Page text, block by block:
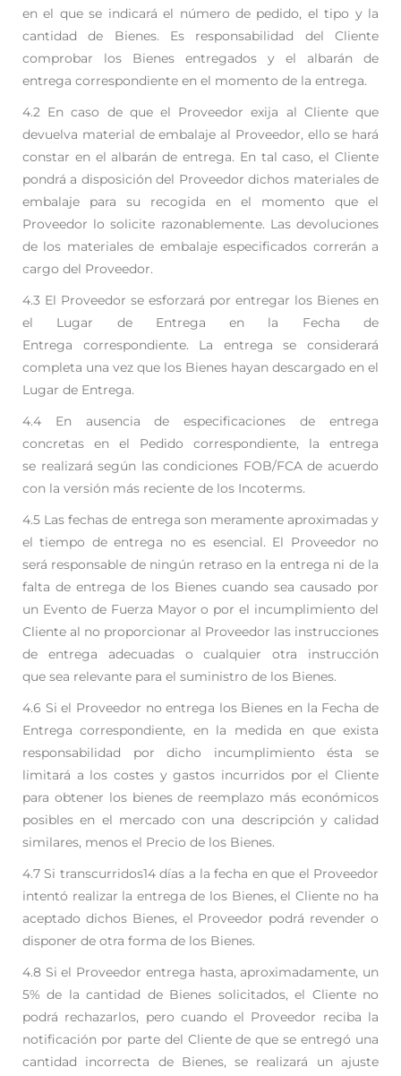
en el que se indicará el número de pedido, el tipo y la
cantidad de Bienes. Es responsabilidad del Cliente
comprobar los Bienes entregados y el albarán de
entrega correspondiente en el momento de la entrega.
4.2 En caso de que el Proveedor exija al Cliente que
devuelva material de embalaje al Proveedor, ellose hará
constar en el albarán de entrega. En tal caso, el Cliente
pondrá a disposición del Proveedordichos materiales de
embalaje para su recogida en el momento que el
Proveedor lo solicite razonablemente. Las devoluciones
de los materiales de embalaje especificados correrán a
cargo del Proveedor.
4.3 El Proveedor se esforzará por entregar los Bienes en
el Lugar de Entrega en la Fecha de
Entrega correspondiente. La entrega se considerará
completa una vez que los Bienes hayan descargado en el
Lugar de Entrega.
4.4 En ausencia de especificaciones de entrega
concretas en el Pedido correspondiente, la entrega
se realizará según las condiciones FOB/FCA de acuerdo
con la versión más reciente de los Incoterms.
4.5 Las fechas de entrega son meramente aproximadas y
el tiempo de entrega no es esencial. El Proveedor no
será responsable de ningún retraso en la entrega ni de la
falta de entrega de los Bienes cuando sea causado por
un Evento de Fuerza Mayor o por el incumplimiento del
Cliente al no proporcionar al Proveedor las instrucciones
de entrega adecuadas o cualquier otra instrucción
que sea relevante para el suministro de los Bienes.
4.6 Si el Proveedor no entrega los Bienes en la Fecha de
Entrega correspondiente, en la medida en que exista
responsabilidad por dicho incumplimiento ésta se
limitará a los costes y gastos incurridos por el Cliente
para obtener los bienes de reemplazo más económicos
posibles en el mercado con una descripción y calidad
similares, menos el Precio de los Bienes.
4.7 Si transcurridos14 días a la fecha en que el Proveedor
intentó realizar la entrega de los Bienes, el Cliente no ha
aceptado dichos Bienes, el Proveedor podrá revender o
disponer de otra forma de los Bienes.
4.8 Si el Proveedor entrega hasta, aproximadamente, un
5% de la cantidad de Bienes solicitados, el Cliente no
podrá rechazarlos, pero cuando el Proveedor reciba la
notificación por parte del Clientede que se entregó una
cantidad incorrecta de Bienes, se realizará un ajuste